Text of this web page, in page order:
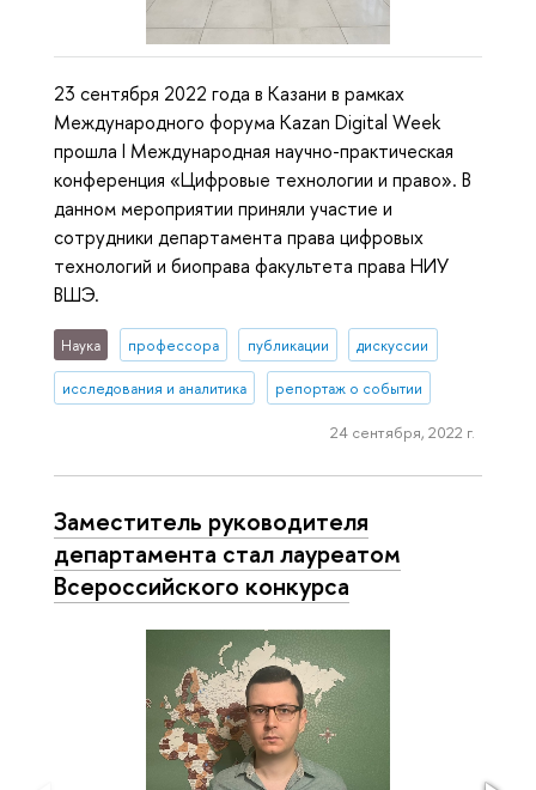
23 сентября 2022 года в Казани в рамках
Международного форума Kazan Digital Week
прошла I Международная научно-практическая
конференция «Цифровые технологии и право». В
данном мероприятии приняли участие и
сотрудники департамента права цифровых
технологий и биоправа факультета права НИУ
ВШЭ.
Наука профессора публикации дискуссии
исследования и аналитика репортаж о событии
24 сентября, 2022 г.
Заместитель руководителя
департамента стал лауреатом
Всероссийского конкурса